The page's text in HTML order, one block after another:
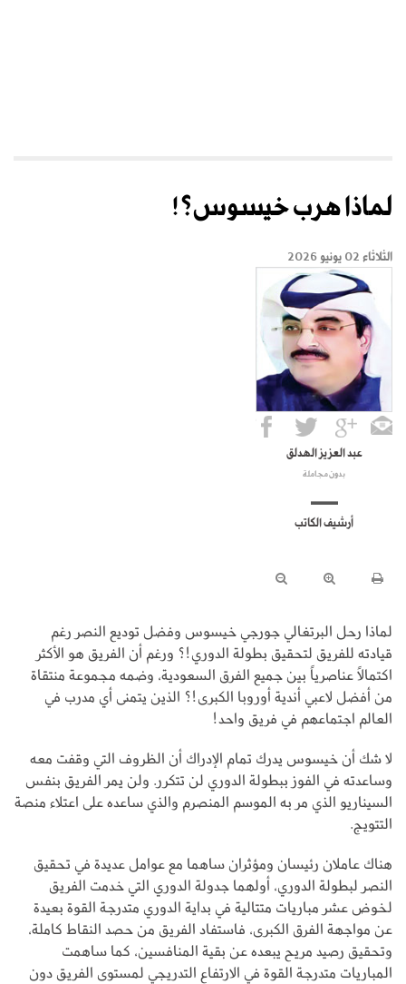
لماذا هرب خيسوس؟!
الثلاثاء 02 يونيو 2026
عبد العزيز الهدلق
بدون مجاملة
أرشيف الكاتب
لماذا رحل البرتغالي جورجي خيسوس وفضل توديع النصر رغم
قيادته للفريق لتحقيق بطولة الدوري!؟ ورغم أن الفريق هو الأكثر
اكتمالاً عناصرياً بين جميع الفرق السعودية، وضمه مجموعة منتقاة
من أفضل لاعبي أندية أوروبا الكبرى!؟ الذين يتمنى أي مدرب في
العالم اجتماعهم في فريق واحد!
لا شك أن خيسوس يدرك تمام الإدراك أن الظروف التي وقفت معه
وساعدته في الفوز ببطولة الدوري لن تتكرر. ولن يمر الفريق بنفس
السيناريو الذي مر به الموسم المنصرم والذي ساعده على اعتلاء منصة
التتويج.
هناك عاملان رئيسان ومؤثران ساهما مع عوامل عديدة في تحقيق
النصر لبطولة الدوري، أولهما جدولة الدوري التي خدمت الفريق
لخوض عشر مباريات متتالية في بداية الدوري متدرجة القوة بعيدة
عن مواجهة الفرق الكبرى، فاستفاد الفريق من حصد النقاط كاملة،
وتحقيق رصيد مريح يبعده عن بقية المنافسين، كما ساهمت
المباريات متدرجة القوة في الارتفاع التدريجي لمستوى الفريق دون